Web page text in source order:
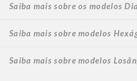
Saiba mais sobre os modelos
Saiba mais sobre modelos
Saiba mais sobre modelos